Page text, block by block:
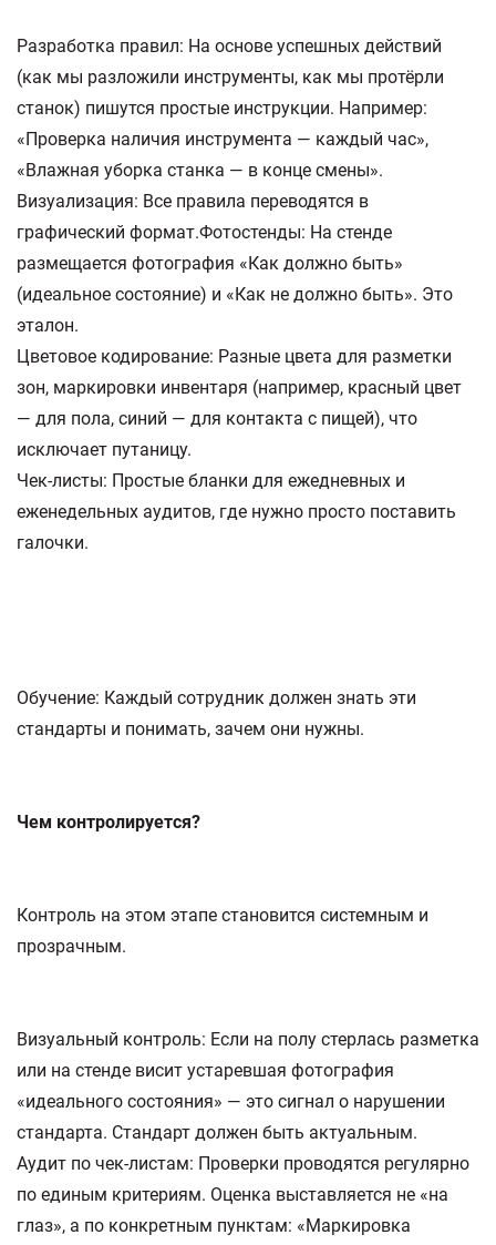
Разработка правил: На основе успешных действий
(как мы разложили инструменты, как мы протёрли
станок) пишутся простые инструкции. Например:
«Проверка наличия инструмента — каждый час»,
«Влажная уборка станка — в конце смены».
Визуализация: Все правила переводятся в
графический формат.Фотостенды: На стенде
размещается фотография «Как должно быть»
(идеальное состояние) и «Как не должно быть». Это
эталон.
Цветовое кодирование: Разные цвета для разметки
зон, маркировки инвентаря (например, красный цвет
— для пола, синий — для контакта с пищей), что
исключает путаницу.
Чек-листы: Простые бланки для ежедневных и
еженедельных аудитов, где нужно просто поставить
галочки.
Обучение: Каждый сотрудник должен знать эти
стандарты и понимать, зачем они нужны.
Чем контролируется?
Контроль на этом этапе становится системным и
прозрачным.
Визуальный контроль: Если на полу стерлась разметка
или на стенде висит устаревшая фотография
«идеального состояния» — это сигнал о нарушении
стандарта. Стандарт должен быть актуальным.
Аудит по чек-листам: Проверки проводятся регулярно
по единым критериям. Оценка выставляется не «на
глаз», а по конкретным пунктам: «Маркировка